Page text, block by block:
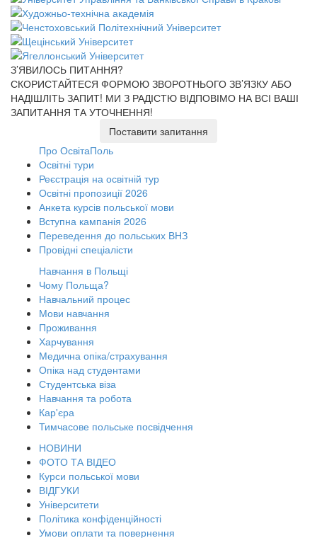
З’ЯВИЛОСЬ ПИТАННЯ?
СКОРИСТАЙТЕСЯ ФОРМОЮ ЗВОРОТНЬОГО ЗВ’ЯЗКУ АБО
НАДІШЛІТЬ ЗАПИТ! МИ З РАДІСТЮ ВІДПОВІМО НА ВСІ ВАШІ
ЗАПИТАННЯ ТА УТОЧНЕННЯ!
Поставити запитання
Про ОсвітаПоль
Освітні тури
Реєстрація на освітній тур
Освітні пропозиції 2026
Анкета курсів польської мови
Вступна кампанія 2026
Переведення до польських ВНЗ
Провідні спеціалісти
Навчання в Польщі
Чому Польща?
Навчальний процес
Мови навчання
Проживання
Харчування
Медична опіка/страхування
Опіка над студентами
Студентська віза
Навчання та робота
Кар'єра
Тимчасове польське посвідчення
НОВИНИ
ФОТО ТА ВІДЕО
Курси польської мови
ВІДГУКИ
Університети
Політика конфіденційності
Умови оплати та повернення